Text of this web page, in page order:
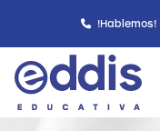
!Hablemos!